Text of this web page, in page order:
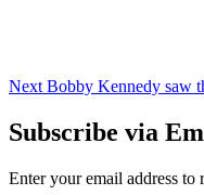
Next Bobby Kennedy saw
Subscribe via
Enter your email address